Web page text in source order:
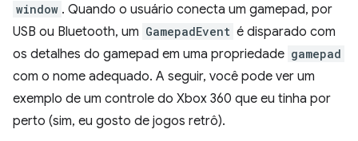
window . Quando o usuário conecta um gamepad, por
USB ou Bluetooth, um GamepadEvent é disparado com
os detalhes do gamepad em uma propriedade gamepad
com o nome adequado. A seguir, você pode ver um
exemplo de um controle do Xbox 360 que eu tinha por
perto (sim, eu gosto de jogos retrô).